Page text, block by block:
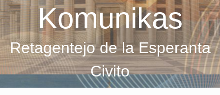
Komunikas
Retagentejo de la Esperanta
Civito